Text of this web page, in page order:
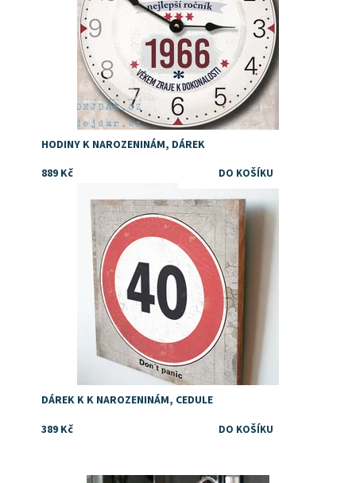
HODINY K NAROZENINÁM, DÁREK
889 Kč
DÁREK K K NAROZENINÁM, CEDULE
389 Kč